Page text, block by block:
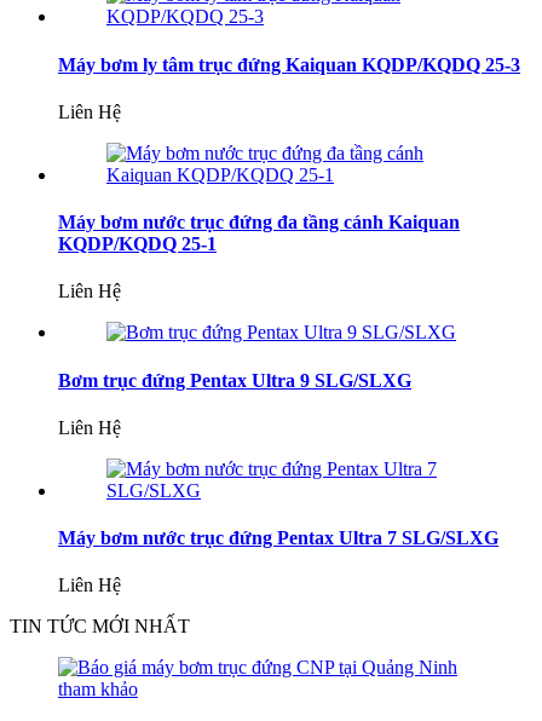
Máy bơm ly tâm trục đứng Kaiquan KQDP/KQDQ 25-3
Liên Hệ
Máy bơm nước trục đứng đa tầng cánh Kaiquan
KQDP/KQDQ 25-1
Liên Hệ
Bơm trục đứng Pentax Ultra 9 SLG/SLXG
Liên Hệ
Máy bơm nước trục đứng Pentax Ultra 7 SLG/SLXG
Liên Hệ
TIN TỨC MỚI NHẤT